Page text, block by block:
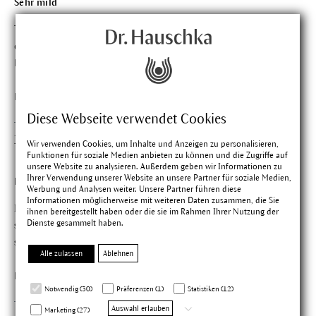
Diese Webseite verwendet Cookies
Wir verwenden Cookies, um Inhalte und Anzeigen zu personalisieren,
Funktionen für soziale Medien anbieten zu können und die Zugriffe auf
unsere Website zu analysieren. Außerdem geben wir Informationen zu
Ihrer Verwendung unserer Website an unsere Partner für soziale Medien,
Werbung und Analysen weiter. Unsere Partner führen diese
Informationen möglicherweise mit weiteren Daten zusammen, die Sie
ihnen bereitgestellt haben oder die sie im Rahmen Ihrer Nutzung der
Dienste gesammelt haben.
Alle zulassen Ablehnen
Notwendig (30) Präferenzen (1) Statistiken (12)
Marketing (27) Auswahl erlauben
Sehr mild
Tolles Produkt. Meine Tochter hat hüftlanges, sehr feines Haar,
das mit den meisten Shampoos sehr austrocknet. Beim
Lavaerde Shampoo nicht
Findest du diese Bewertung hilfreich?
Joanna G. Bewertung mit 5
Verifizierter Kauf 18.04.2025
Bei schuppiger Kopfhaut
Ich nutze das Shampoo einmal pro Woche und bei Bedarf bei
schuppiger Kopfhaut und die Schuppen genauso wie Kopfhaut
sind wieder gut nach knapp einem Monat.
Findest du diese Bewertung hilfreich?